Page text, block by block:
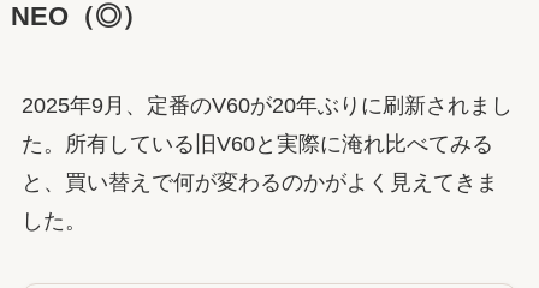
NEO（◎）
2025年9月、定番のV60が20年ぶりに刷新されまし
た。所有している旧V60と実際に淹れ比べてみる
と、買い替えで何が変わるのかがよく見えてきま
した。